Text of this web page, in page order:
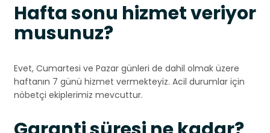
Hafta sonu hizmet veriyor
musunuz?
Evet, Cumartesi ve Pazar günleri de dahil olmak üzere
haftanın 7 günü hizmet vermekteyiz. Acil durumlar için
nöbetçi ekiplerimiz mevcuttur.